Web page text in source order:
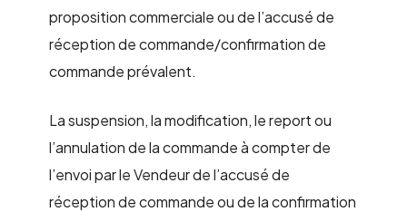
proposition commerciale ou de l’accusé de
réception de commande/confirmation de
commande prévalent.
La suspension, la modification, le report ou
l’annulation de la commande à compter de
l’envoi par le Vendeur de l’accusé de
réception de commande ou de la confirmation